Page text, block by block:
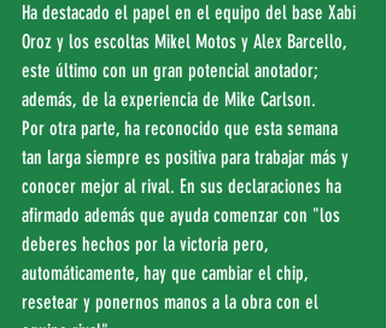
Ha destacado el papel en el equipo del base Xabi
Oroz y los escoltas Mikel Motos y Alex Barcello,
este último con un gran potencial anotador;
además, de la experiencia de Mike Carlson.
Por otra parte, ha reconocido que esta semana
tan larga siempre es positiva para trabajar más y
conocer mejor al rival. En sus declaraciones ha
afirmado además que ayuda comenzar con "los
deberes hechos por la victoria pero,
automáticamente, hay que cambiar el chip,
resetear y ponernos manos a la obra con el